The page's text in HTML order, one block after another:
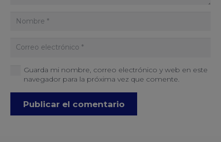
Guarda mi nombre, correo electrónico y web en este
navegador para la próxima vez que comente.
Publicar el comentario